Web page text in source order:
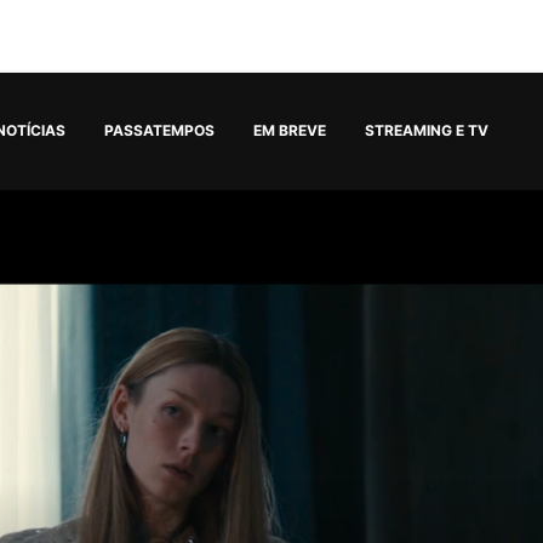
PASSATEMPOS EM BREVE STREAMING E TV